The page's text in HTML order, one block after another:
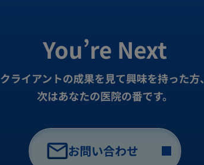
You’re Next
クライアントの成果を見て興味を持った方、
次はあなたの医院の番です。
お問い合わせ